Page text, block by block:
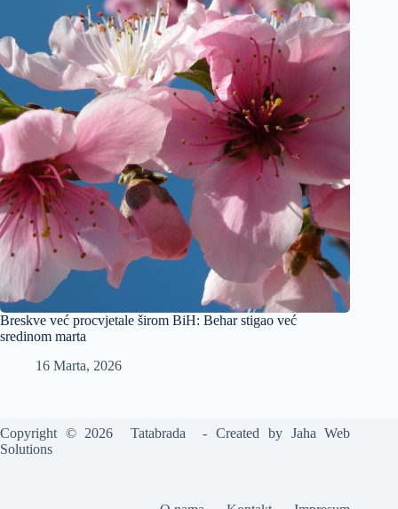
Breskve već procvjetale širom BiH: Behar stigao već
sredinom marta
16 Marta, 2026
Copyright © 2026 Tatabrada - Created by Jaha Web
Solutions